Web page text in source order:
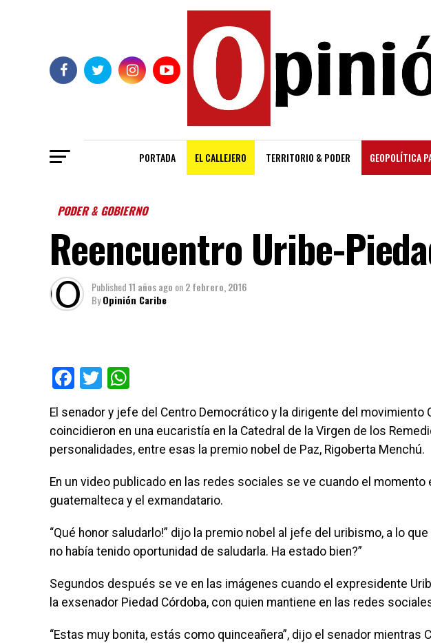
PORTADA EL CALLEJERO TERRITORIO & PODER GEOPOLÍTICA
PODER & GOBIERNO
Reencuentro Uribe-
Published11 años ago on2 febrero, 2016
ByOpinión Caribe
Facebook
Twitter
El senador y jefe del Centro Democrático y la dirigente del movimiento
coincidieron en una eucaristía en la Catedral de la Virgen de los
personalidades, entre esas la premio nobel de Paz, Rigoberta Menchú.
En un video publicado en las redes sociales se ve cuando el momento
guatemalteca y el exmandatario.
“Qué honor saludarlo!” dijo la premio nobel al jefe del uribismo, a lo
no había tenido oportunidad de saludarla. Ha estado bien?”
Segundos después se ve en las imágenes cuando el expresidente
la exsenador Piedad Córdoba, con quien mantiene en las redes
“Estas muy bonita, estás como quinceañera”, dijo el senador mientras